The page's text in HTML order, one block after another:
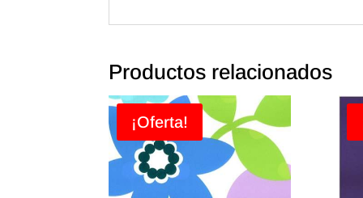
Productos relacionados
¡Oferta!